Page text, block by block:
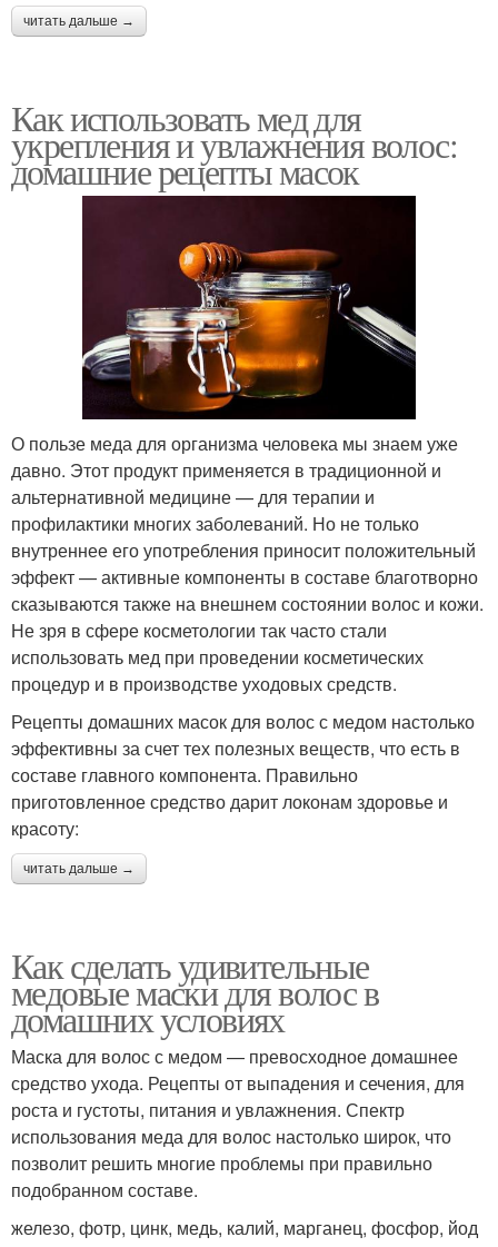
читать дальше →
Как использовать мед для
укрепления и увлажнения волос:
домашние рецепты масок
О пользе меда для организма человека мы знаем уже
давно. Этот продукт применяется в традиционной и
альтернативной медицине — для терапии и
профилактики многих заболеваний. Но не только
внутреннее его употребления приносит положительный
эффект — активные компоненты в составе благотворно
сказываются также на внешнем состоянии волос и кожи.
Не зря в сфере косметологии так часто стали
использовать мед при проведении косметических
процедур и в производстве уходовых средств.
Рецепты домашних масок для волос с медом настолько
эффективны за счет тех полезных веществ, что есть в
составе главного компонента. Правильно
приготовленное средство дарит локонам здоровье и
красоту:
читать дальше →
Как сделать удивительные
медовые маски для волос в
домашних условиях
Маска для волос с медом — превосходное домашнее
средство ухода. Рецепты от выпадения и сечения, для
роста и густоты, питания и увлажнения. Спектр
использования меда для волос настолько широк, что
позволит решить многие проблемы при правильно
подобранном составе.
железо, фотр, цинк, медь, калий, марганец, фосфор, йод